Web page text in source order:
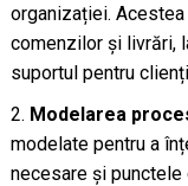
organizației.
comenzilor și livrări,
suportul pentru
Modelarea
modelate pentru a
necesare și